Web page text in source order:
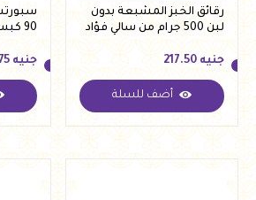
رقائق الخبز المشبعة بدون
لبن 500 جرام من سالي فؤاد
جنيه
جنيه 217.50
أضف للسلة
90
جنيه
جنيه